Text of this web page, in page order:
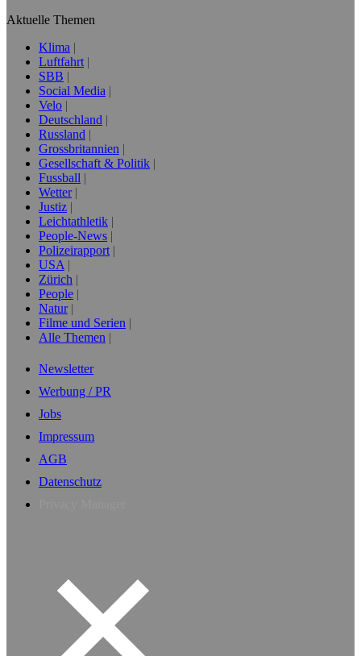
Aktuelle Themen
Klima
Luftfahrt
SBB
Social Media
Velo
Deutschland
Russland
Grossbritannien
Gesellschaft & Politik
Fussball
Wetter
Justiz
Leichtathletik
People-News
Polizeirapport
USA
Zürich
People
Natur
Filme und Serien
Alle Themen
Newsletter
Werbung / PR
Jobs
Impressum
AGB
Datenschutz